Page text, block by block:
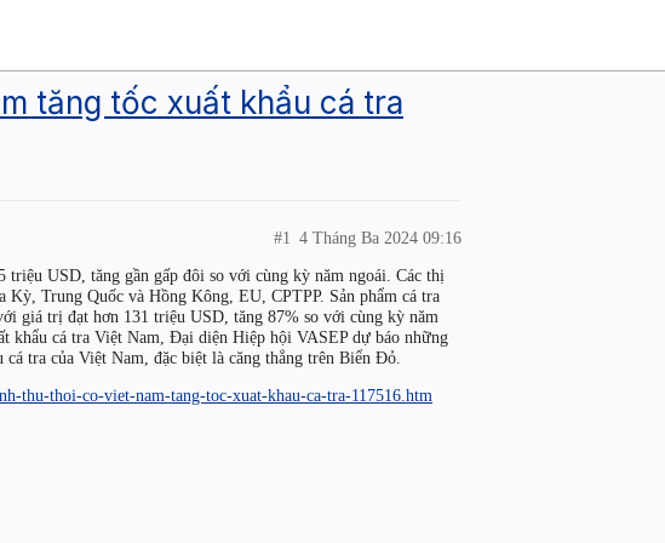
tăng tốc xuất khẩu cá tra
4 Tháng Ba 2024 09:16
#1
USD, tăng gần gấp đôi so với cùng kỳ năm ngoái. Các thị
Trung Quốc và Hồng Kông, EU, CPTPP. Sản phẩm cá tra
giá trị đạt hơn 131 triệu USD, tăng 87% so với cùng kỳ năm
khẩu cá tra Việt Nam, Đại diện Hiệp hội VASEP dự báo những
tra của Việt Nam, đặc biệt là căng thẳng trên Biển Đỏ.
thu-thoi-co-viet-nam-tang-toc-xuat-khau-ca-tra-117516.htm